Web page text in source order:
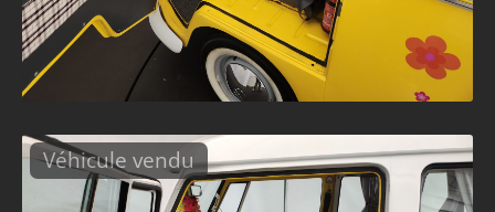
Véhicule vendu